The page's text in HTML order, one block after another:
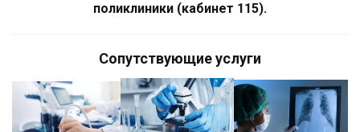
поликлиники (кабинет 115).
Сопутствующие услуги